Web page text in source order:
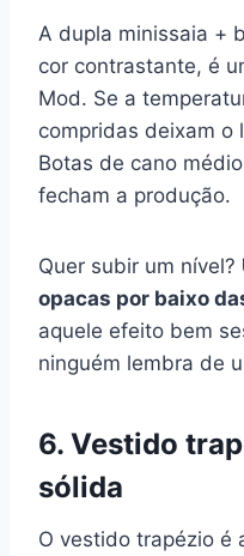
A dupla minissaia +
cor contrastante, é
Mod. Se a
compridas deixam o
Botas de cano
fecham a produção.
Quer subir um nível?
opacas por baixo
aquele efeito bem
ninguém lembra de
6. Vestido
sólida
O vestido trapézio é